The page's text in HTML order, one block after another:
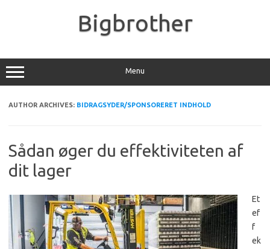
Bigbrother
Menu
AUTHOR ARCHIVES: BIDRAGSYDER/SPONSORERET INDHOLD
Sådan øger du effektiviteten af
dit lager
Et
ef
f
ek